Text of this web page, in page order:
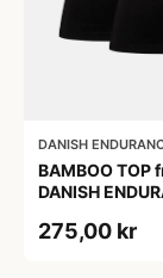
DANISH
BAMBOO TOP
DANISH
Behagelig,
275,00 kr